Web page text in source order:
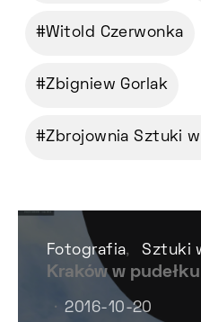
Witold Czerwonka
Zbigniew Gorlak
Zbrojownia Sztuki
Fotografia Sztuki
Kraków w pudełku
2016-10-20